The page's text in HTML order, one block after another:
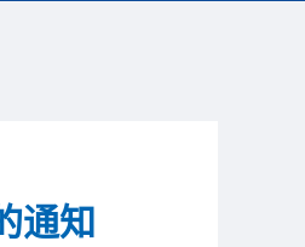
通知